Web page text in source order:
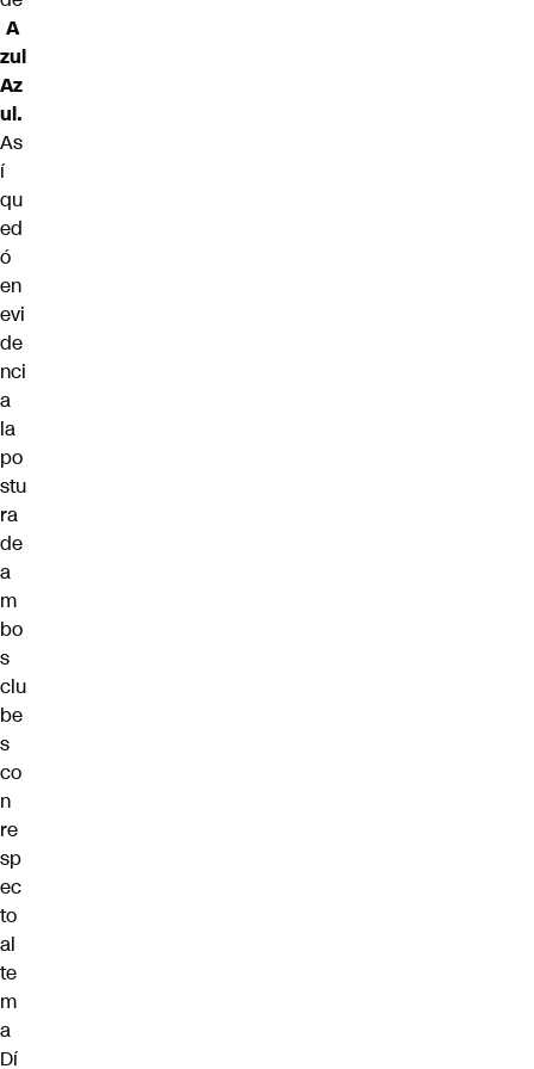
A
zul
Az
ul.
As
í
qu
ed
ó
en
evi
de
nci
a
la
po
stu
ra
de
a
m
bo
s
clu
be
s
co
n
re
sp
ec
to
al
te
m
a
Dí